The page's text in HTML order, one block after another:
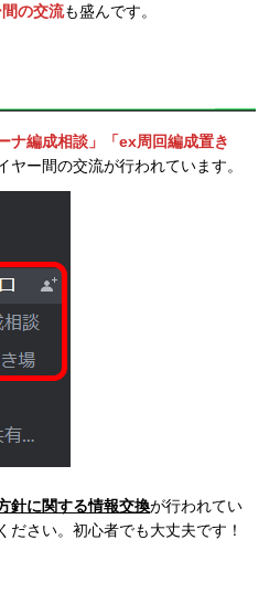
の交流も盛んです。
ナ編成相談」「ex周回編成置き
ヤー間の交流が行われています。
針に関する情報交換が行われてい
ださい。初心者でも大丈夫です！